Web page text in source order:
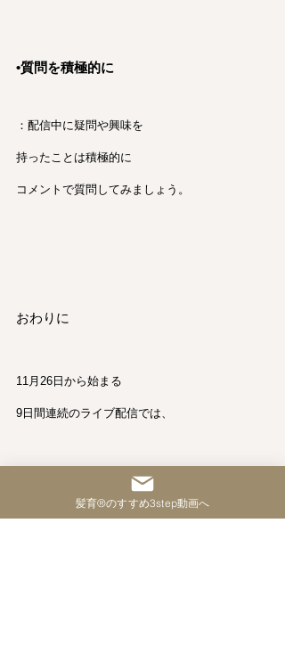
•質問を積極的に
：配信中に疑問や興味を
持ったことは積極的に
コメントで質問してみましょう。
おわりに
11月26日から始まる
9日間連続のライブ配信では、
存分にお伝えします。
髪育®︎のすすめ3step動画へ